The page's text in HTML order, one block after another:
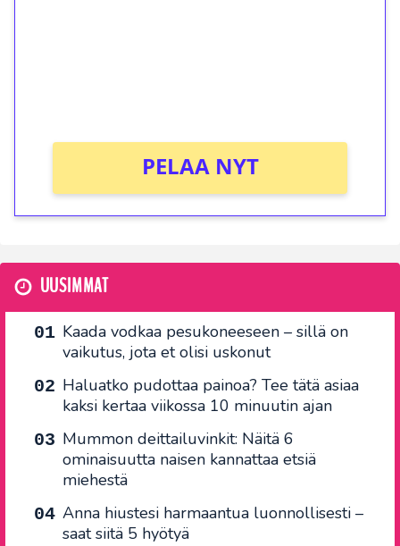
PELAA NYT
UUSIMMAT
Kaada vodkaa pesukoneeseen – sillä on
vaikutus, jota et olisi uskonut
Haluatko pudottaa painoa? Tee tätä asiaa
kaksi kertaa viikossa 10 minuutin ajan
Mummon deittailuvinkit: Näitä 6
ominaisuutta naisen kannattaa etsiä
miehestä
Anna hiustesi harmaantua luonnollisesti –
saat siitä 5 hyötyä